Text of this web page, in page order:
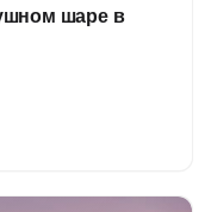
шаре в